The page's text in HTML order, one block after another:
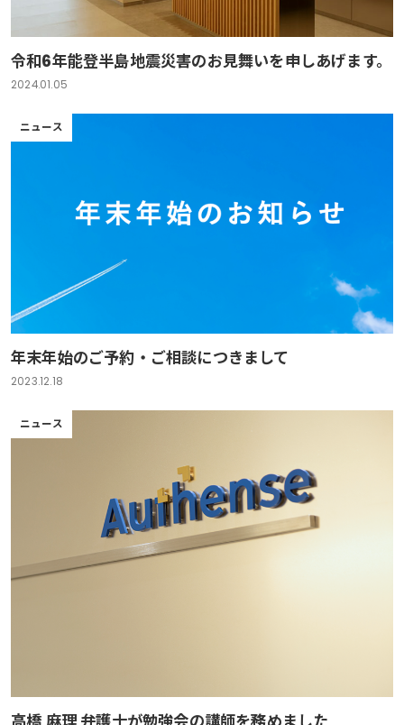
令和6年能登半島地震災害のお見舞いを申しあげます。
2024.01.05
ニュース
年末年始のご予約・ご相談につきまして
2023.12.18
ニュース